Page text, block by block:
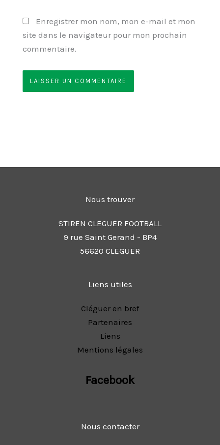
Enregistrer mon nom, mon e-mail et mon
site dans le navigateur pour mon prochain
commentaire.
Nous trouver
STIREN CLEGUER FOOTBALL
9 rue Saint Gerand - BP4
56620 CLEGUER
Liens utiles
Cléguer en bref
Partenaires
Liens
Mentions légales
Facebook
Nous contacter